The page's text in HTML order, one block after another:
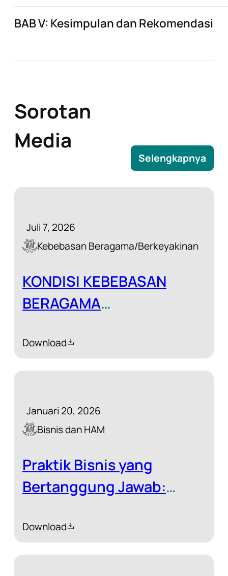
BAB V: Kesimpulan dan Rekomendasi
Sorotan
Media
Selengkapnya
Juli 7, 2026
Kebebasan Beragama/Berkeyakinan
KONDISI KEBEBASAN
BERAGAMA
2025
Download
Januari 20, 2026
Bisnis dan HAM
Praktik Bisnis yang
Bertanggung Jawab:
Sektor Perkebunan
Kelapa Sawit dan
Download